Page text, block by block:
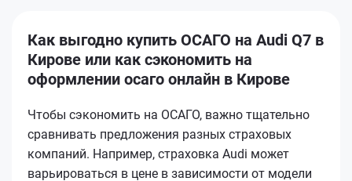
Как выгодно купить ОСАГО на Audi Q7 в
Кирове или как сэкономить на
оформлении осаго онлайн в Кирове
Чтобы сэкономить на ОСАГО, важно тщательно
сравнивать предложения разных страховых
компаний. Например, страховка Audi может
варьироваться в цене в зависимости от модели